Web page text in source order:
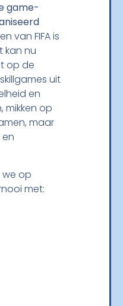
game-
van FIFA is
kan nu
op de
uit
en
mikken op
maar
we op
met: